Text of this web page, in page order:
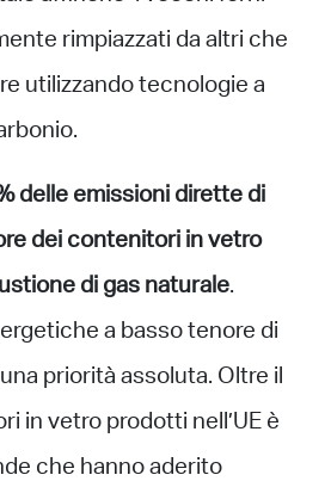
rimpiazzati da altri che
utilizzando tecnologie a
delle emissioni dirette di
dei contenitori in vetro
di gas naturale.
a basso tenore di
priorità assoluta. Oltre il
in vetro prodotti nell’UE è
che hanno aderito